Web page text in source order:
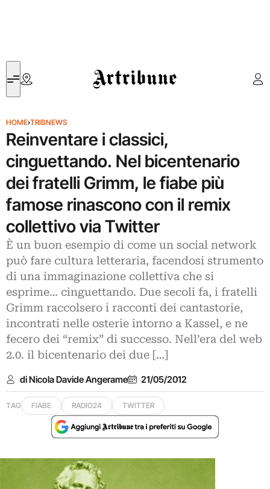
Artribune
HOME›TRIBNEWS
Reinventare i classici,
cinguettando. Nel bicentenario
dei fratelli Grimm, le fiabe più
famose rinascono con il remix
collettivo via Twitter
È un buon esempio di come un social network
può fare cultura letteraria, facendosi strumento
di una immaginazione collettiva che si
esprime… cinguettando. Due secoli fa, i fratelli
Grimm raccolsero i racconti dei cantastorie,
incontrati nelle osterie intorno a Kassel, e ne
fecero dei “remix” di successo. Nell’era del web
2.0. il bicentenario dei due […]
di Nicola Davide Angerame 21/05/2012
TAG FIABE RADIO24 TWITTER